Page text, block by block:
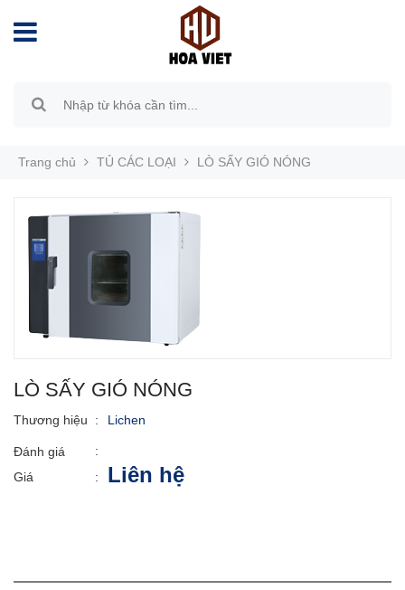
Trang chủ TỦ CÁC LOẠI LÒ SẤY GIÓ NÓNG
LÒ SẤY GIÓ NÓNG
Thương hiệu : Lichen
Đánh giá
:
Giá
: Liên hệ